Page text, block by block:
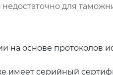
недостаточно для
на основе протоколов
имеет серийный